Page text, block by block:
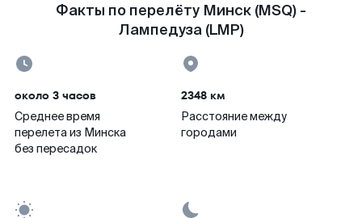
Факты по перелёту Минск (MSQ) -
Лампедуза (LMP)
около 3 часов
Среднее время
перелета из Минска
без пересадок
2348 км
Расстояние между
городами